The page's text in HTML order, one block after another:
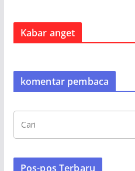
Kabar anget
komentar pembaca
Pos-pos Terbaru